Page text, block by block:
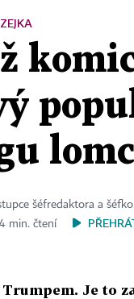
šéfredaktora a
min. čtení
Je to